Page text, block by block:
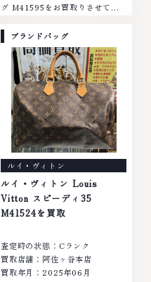
グ M41595をお買取りさせて頂
いました。■地域買取No.1へ挑
戦金 プラチナ ダイヤモンド ブラ
ンド品 ブランド衣類 お酒買取り
のことなら、お任せください。な
かでも金・プラチナ等のアクセサ
リー・貴金属・宝石・ダイヤモン
ド・ジュエリーや ブランド品・
時計等は特に自信を持って、高額
査定を実現しております。 古く
て使わなくなってしまったアクセ
サリー、動かなくなってしまった
腕時計、多くのお品物の高価買取
りを実現しており、他店ではお値
段の付かなかったお品物でも、一
点一点丁寧に無料で査定します。
0120-959-764営業時間: 10:00
～19:00定休日: 年中無休
ブランドバッグ
ルイ・ヴィトン
ルイ・ヴィトン Louis
Vitton スピーディ35
M41524を買取
査定時の状態：Cランク
買取店舗：阿佐ヶ谷本店
買取年月：2025年06月